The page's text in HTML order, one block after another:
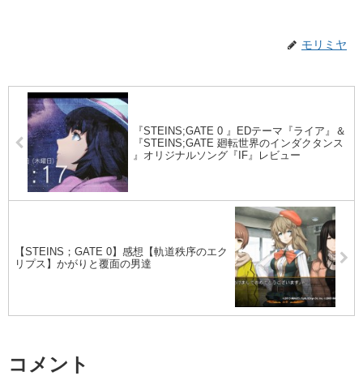
モリミヤ
『STEINS;GATE 0 』EDテーマ『ライア』＆
『STEINS;GATE 廻転世界のインダクタンス
』オリジナルソング『IF』レビュー
【STEINS；GATE 0】感想【軌道秩序のエク
リプス】かがりと覆面の男達
コメント